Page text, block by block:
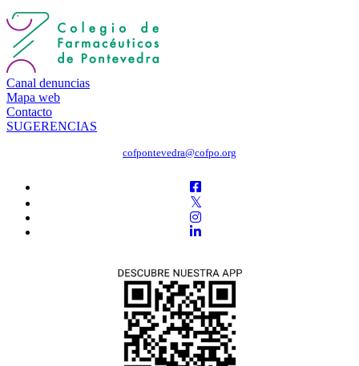
Canal denuncias
Mapa web
Contacto
SUGERENCIAS
cofpontevedra@cofpo.org